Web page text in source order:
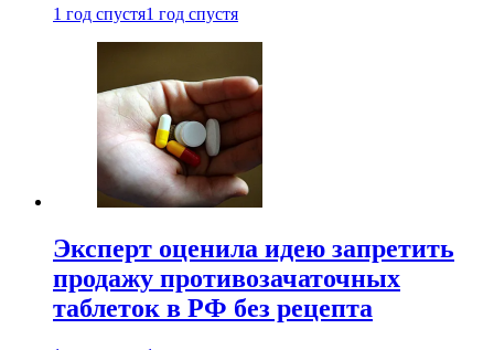
1 год спустя1 год спустя
Эксперт оценила идею запретить
продажу противозачаточных
таблеток в РФ без рецепта